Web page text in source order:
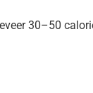
30–50